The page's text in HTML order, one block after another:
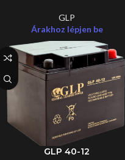
GLP
Árakhoz lépjen be
GLP 40-12